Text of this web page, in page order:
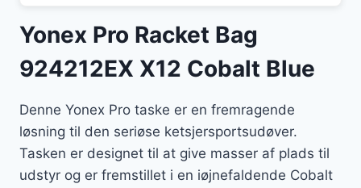
Yonex Pro Racket Bag
924212EX X12 Cobalt Blue
Denne Yonex Pro taske er en fremragende
løsning til den seriøse ketsjersportsudøver.
Tasken er designet til at give masser af plads til
udstyr og er fremstillet i en iøjnefaldende Cobalt